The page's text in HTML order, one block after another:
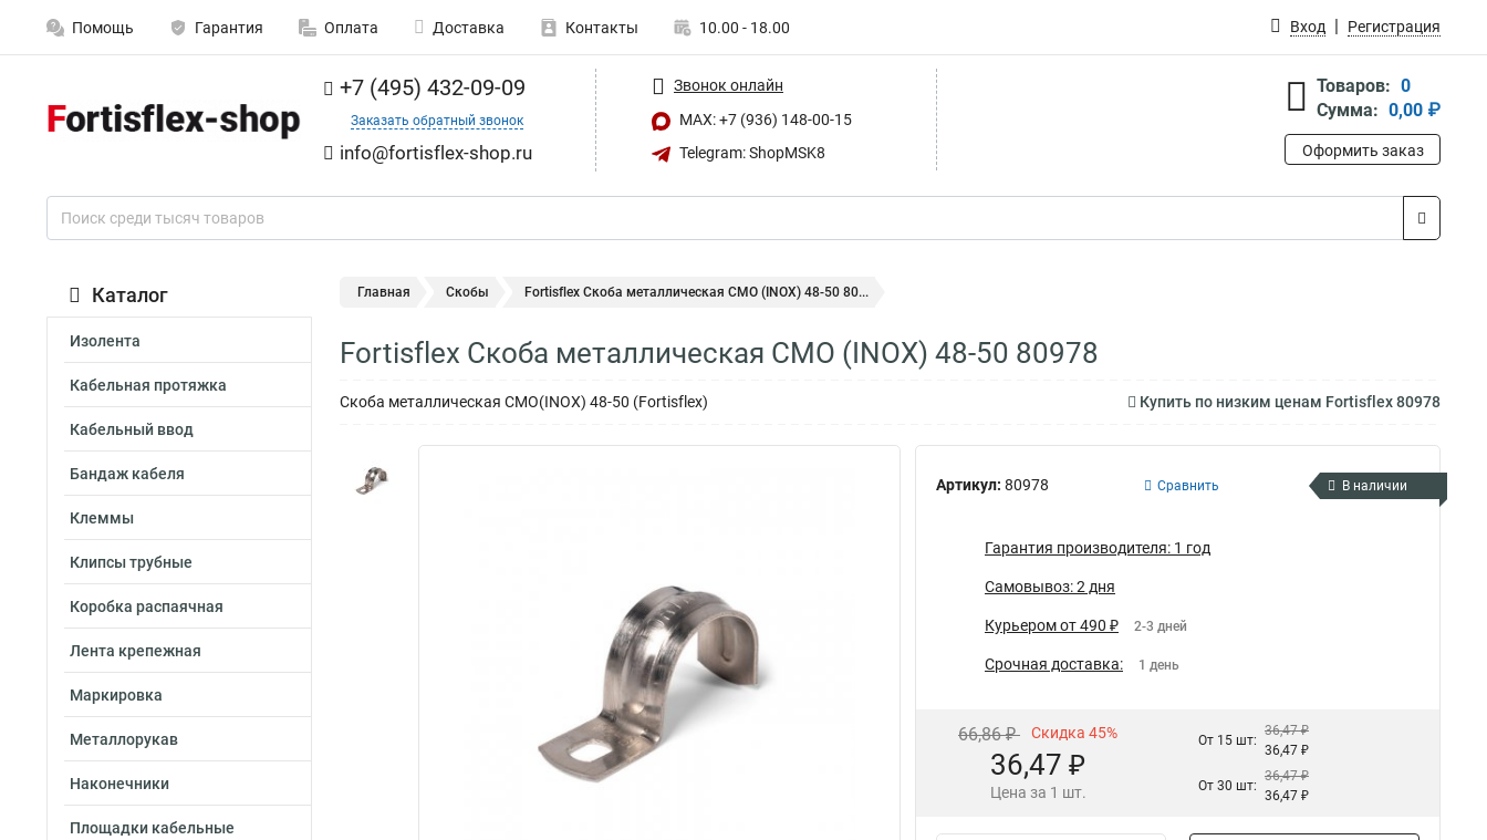
Помощь Гарантия Оплата Доставка Контакты 10.00 - 18.00 Вход Регистрация
+7 (495) 432-09-09
Заказать обратный звонок
info@fortisflex-shop.ru
Звонок онлайн
MAX: +7 (936) 148-00-15
Telegram: ShopMSK8
Товаров: 0
Сумма: 0,00 ₽
Оформить заказ
Каталог
Изолента
Кабельная протяжка
Кабельный ввод
Бандаж кабеля
Клеммы
Клипсы трубные
Коробка распаячная
Лента крепежная
Маркировка
Металлорукав
Наконечники
Площадки кабельные
Главная Скобы Fortisflex Скоба металлическая СМО (INOX) 48-50 80...
Fortisflex Скоба металлическая СМО (INOX) 48-50 80978
Скоба металлическая СМО(INOX) 48-50 (Fortisflex) Купить по низким ценам Fortisflex 80978
Артикул: 80978 Сравнить В наличии
Гарантия производителя: 1 год
Самовывоз: 2 дня
Курьером от 490 ₽ 2-3 дней
Срочная доставка: 1 день
66,86 ₽ Скидка 45%
36,47 ₽
Цена за 1 шт.
От 15 шт:
36,47 ₽
36,47 ₽
От 30 шт:
36,47 ₽
36,47 ₽